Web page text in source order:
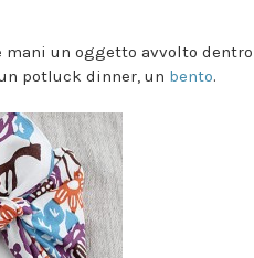
un oggetto avvolto
potluck dinner, un bento.